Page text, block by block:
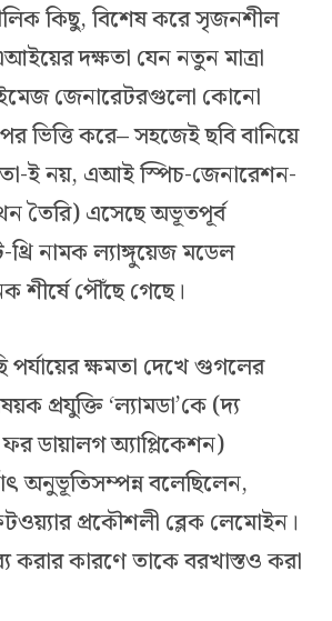
কিছু, বিশেষ করে সৃজনশীল
দক্ষতা যেন নতুন মাত্রা
জেনারেটরগুলো কোনো
ভিত্তি করে– সহজেই ছবি বানিয়ে
ই নয়, এআই স্পিচ-জেনারেশন-
এসেছে অভূতপূর্ব
থ্রি নামক ল্যাঙ্গুয়েজ মডেল
শীর্ষে পৌঁছে গেছে।
পর্যায়ের ক্ষমতা দেখে গুগলের
প্রযুক্তি ‘ল্যামডা’কে (দ্য
ডায়ালগ অ্যাপ্লিকেশন)
অনুভূতিসম্পন্ন বলেছিলেন,
প্রকৌশলী ব্লেক লেমোইন।
করার কারণে তাকে বরখাস্তও করা